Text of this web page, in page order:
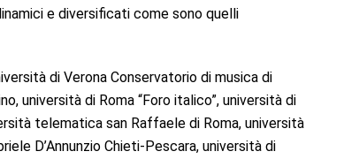
e diversificati come sono quelli
di Verona Conservatorio di musica di
università di Roma “Foro italico”, università di
telematica san Raffaele di Roma, università
D’Annunzio Chieti-Pescara, università di